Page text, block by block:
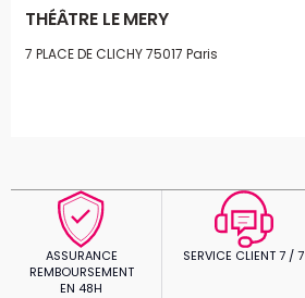
THÉÂTRE LE MERY
7 PLACE DE CLICHY75017 Paris
ASSURANCE
REMBOURSEMENT
EN 48H
SERVICE CLIENT 7 / 7